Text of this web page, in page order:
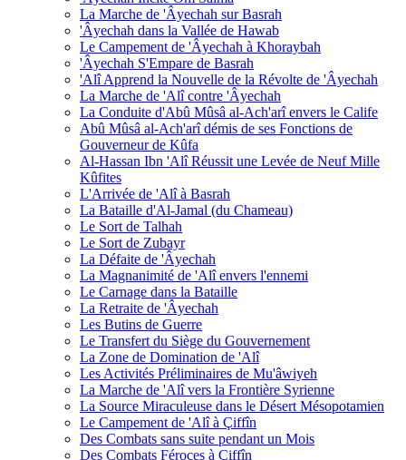
La Marche de 'Âyechah sur Basrah
'Âyechah dans la Vallée de Hawab
Le Campement de 'Âyechah à Khoraybah
'Âyechah S'Empare de Basrah
'Alî Apprend la Nouvelle de la Révolte de 'Âyechah
La Marche de 'Alî contre 'Âyechah
La Conduite d'Abû Mûsâ al-Ach'arî envers le Calife
Abû Mûsâ al-Ach'arî démis de ses Fonctions de
Gouverneur de Kûfa
Al-Hassan Ibn 'Alî Réussit une Levée de Neuf Mille
Kûfites
L'Arrivée de 'Alî à Basrah
La Bataille d'Al-Jamal (du Chameau)
Le Sort de Talhah
Le Sort de Zubayr
La Défaite de 'Âyechah
La Magnanimité de 'Alî envers l'ennemi
Le Carnage dans la Bataille
La Retraite de 'Âyechah
Les Butins de Guerre
Le Transfert du Siège du Gouvernement
La Zone de Domination de 'Alî
Les Activités Préliminaires de Mu'âwiyeh
La Marche de 'Alî vers la Frontière Syrienne
La Source Miraculeuse dans le Désert Mésopotamien
Le Campement de 'Alî à Çiffîn
Des Combats sans suite pendant un Mois
Des Combats Féroces à Çiffîn